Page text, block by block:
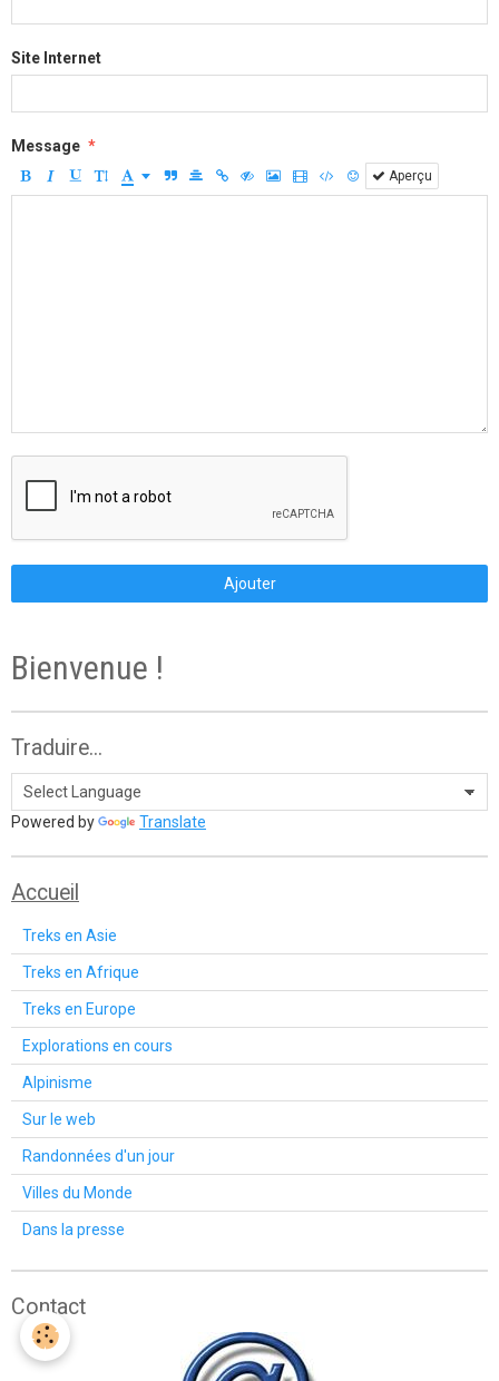
Site Internet
Message
Aperçu
Ajouter
Bienvenue !
Traduire...
Powered by Translate
Accueil
Treks en Asie
Treks en Afrique
Treks en Europe
Explorations en cours
Alpinisme
Sur le web
Randonnées d'un jour
Villes du Monde
Dans la presse
Contact